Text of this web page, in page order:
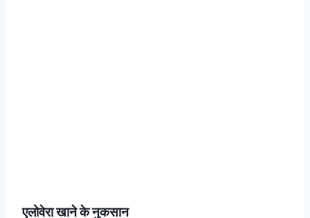
एलोवेरा खाने के नुकसान